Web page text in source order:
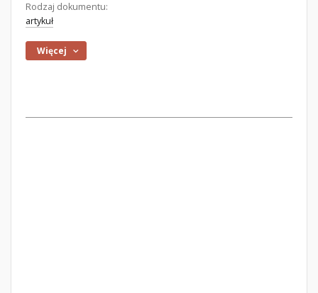
Rodzaj dokumentu:
artykuł
Więcej